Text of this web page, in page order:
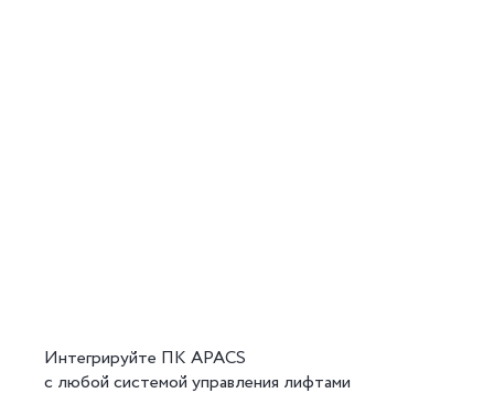
Интегрируйте ПК APACS
с любой системой управления лифтами